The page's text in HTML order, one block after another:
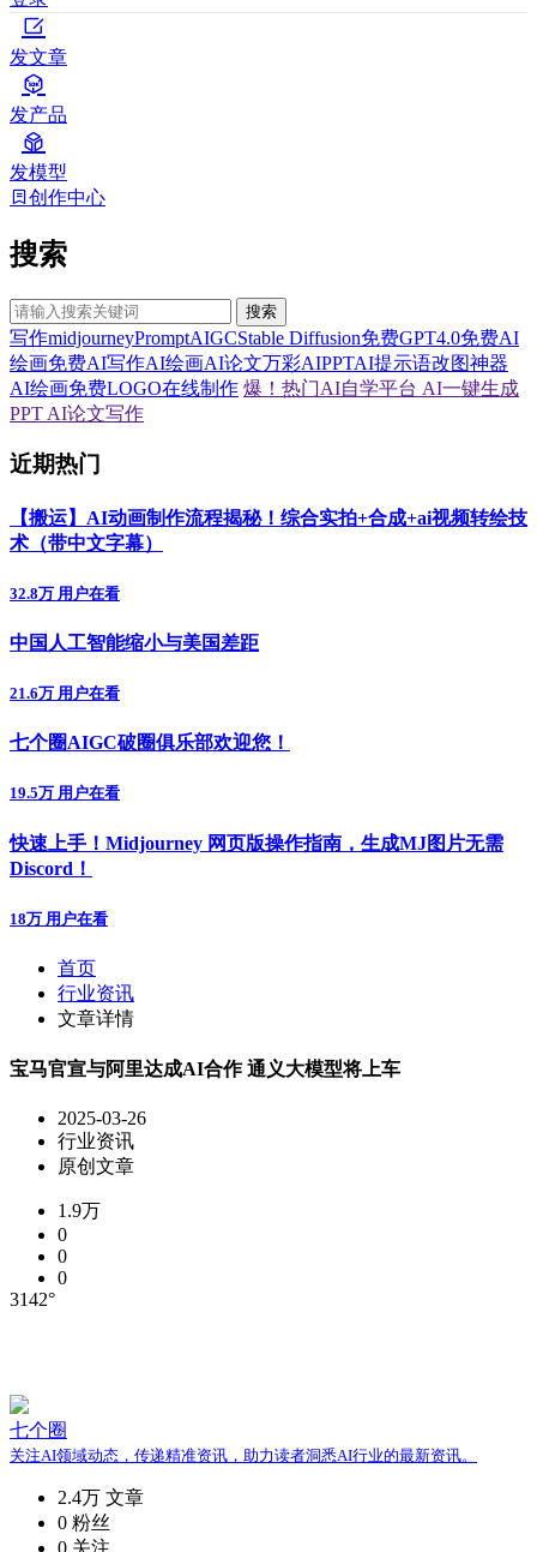
发文章
发产品
发模型
创作中心
搜索
搜索
写作midjourneyPromptAIGCStable Diffusion免费GPT4.0免费AI
绘画免费AI写作AI绘画AI论文万彩AIPPTAI提示语改图神器
AI绘画免费LOGO在线制作 爆！热门AI自学平台 AI一键生成
PPT AI论文写作
近期热门
【搬运】AI动画制作流程揭秘！综合实拍+合成+ai视频转绘技
术（带中文字幕）
32.8万 用户在看
中国人工智能缩小与美国差距
21.6万 用户在看
七个圈AIGC破圈俱乐部欢迎您！
19.5万 用户在看
快速上手！Midjourney 网页版操作指南，生成MJ图片无需
Discord！
18万 用户在看
首页
行业资讯
文章详情
宝马官宣与阿里达成AI合作 通义大模型将上车
2025-03-26
行业资讯
原创文章
1.9万
0
0
0
3142°
七个圈
关注AI领域动态，传递精准资讯，助力读者洞悉AI行业的最新资讯。
2.4万 文章
0 粉丝